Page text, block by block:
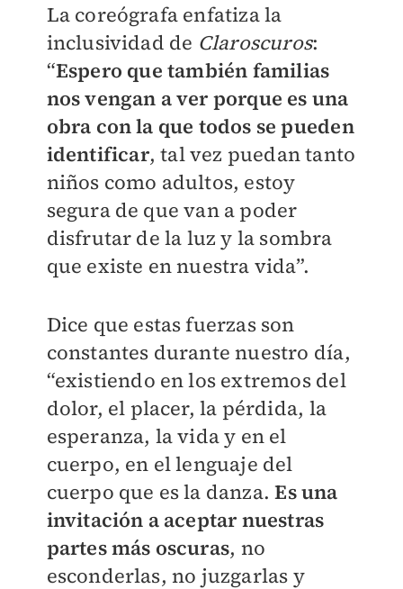
La coreógrafa enfatiza la
inclusividad de Claroscuros:
“Espero que también familias
nos vengan a ver porque es una
obra con la que todos se pueden
identificar, tal vez puedan tanto
niños como adultos, estoy
segura de que van a poder
disfrutar de la luz y la sombra
que existe en nuestra vida”.
Dice que estas fuerzas son
constantes durante nuestro día,
“existiendo en los extremos del
dolor, el placer, la pérdida, la
esperanza, la vida y en el
cuerpo, en el lenguaje del
cuerpo que es la danza.Es una
invitación a aceptar nuestras
partes más oscuras, no
esconderlas, no juzgarlas y